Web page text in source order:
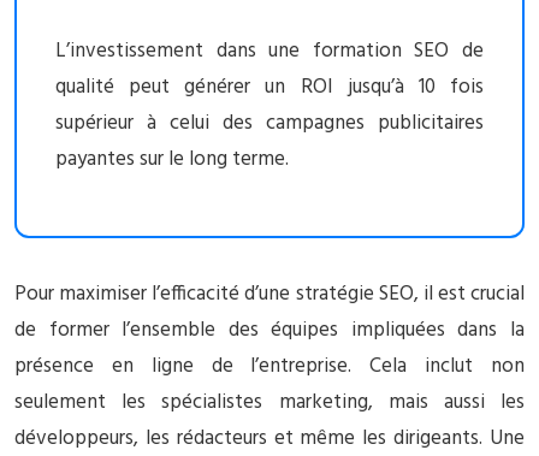
L’investissement dans une formation SEO de
qualité peut générer un ROI jusqu’à 10 fois
supérieur à celui des campagnes publicitaires
payantes sur le long terme.
Pour maximiser l’efficacité d’une stratégie SEO, il est crucial
de former l’ensemble des équipes impliquées dans la
présence en ligne de l’entreprise. Cela inclut non
seulement les spécialistes marketing, mais aussi les
développeurs, les rédacteurs et même les dirigeants. Une